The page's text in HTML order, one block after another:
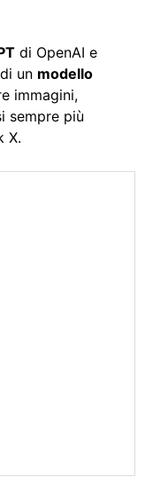
di OpenAI e
un modello
immagini,
sempre più
X.